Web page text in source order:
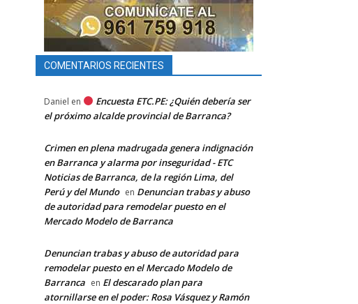
COMENTARIOS RECIENTES
Daniel en
Encuesta ETC.PE: ¿Quién debería ser
el próximo alcalde provincial de Barranca?
Crimen en plena madrugada genera indignación
en Barranca y alarma por inseguridad - ETC
Noticias de Barranca, de la región Lima, del
Perú y del Mundo en Denuncian trabas y abuso
de autoridad para remodelar puesto en el
Mercado Modelo de Barranca
Denuncian trabas y abuso de autoridad para
remodelar puesto en el Mercado Modelo de
Barranca en El descarado plan para
atornillarse en el poder: Rosa Vásquez y Ramón